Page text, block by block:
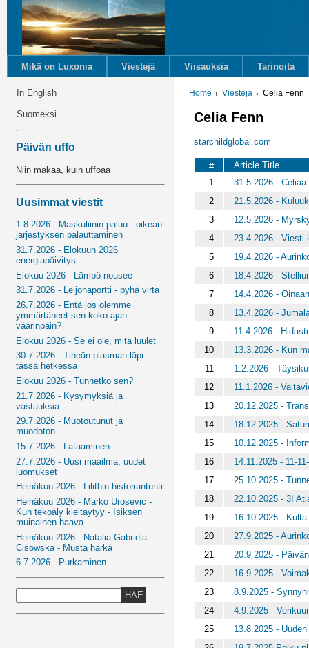
Mikä on Luxonia Viestejä Viisauksia Tarinoita
In English
Suomeksi
Päivän uffo
Niin makaa, kuin uffoaa
Uusimmat viestit
1.8.2026 - Maskuliinin paluu - oikean
järjestyksen palauttaminen
31.7.2026 - Elokuun 2026
energiapäivitys
Elokuu 2026 - Lämpö nousee
31.7.2026 - Leijonaportti - pyhä virta
26.7.2026 - Entä jos olemme
ymmärtäneet sen koko ajan
väärinpäin?
Elokuu 2026 - Se ei ole, mitä luulet
30.7.2026 - Tiheän plasman läpi
tässä hetkessä
Elokuu 2026 - Tunnetko sen?
21.7.2026 - Kysymyksiä ja
vastauksia
29.7.2026 - Muotoutunut ja
muodoton
15.7.2026 - Lataaminen
27.7.2026 - Uusi maailma, uudet
luomukset
Heinäkuu 2026 - Lilithin historiantunti
Heinäkuu 2026 - Marko Urosevic -
Kun tekoäly kieltäytyy - Isiksen
muinainen haava
Heinäkuu 2026 - Natalia Gabriela
Cisowska - Musta härkä
6.7.2026 - Purkaminen
HAE
Home Viestejä Celia Fenn
Celia Fenn
starchildglobal.com
#
Article Title
1
31.5.2026 -
2
21.5.2026 -
3
12.5.2026 -
4
23.4.2026 - Viesti
5
19.4.2026 -
6
18.4.2026 -
7
14.4.2026 -
8
13.4.2026 -
9
11.4.2026 -
10
13.3.2026 - Kun
11
1.2.2026 -
12
11.1.2026 -
13
20.12.2025 -
14
18.12.2025 -
15
10.12.2025 -
16
14.11.2025 - 11-
17
25.10.2025 -
18
22.10.2025 - 3I
19
16.10.2025 -
20
27.9.2025 -
21
20.9.2025 -
22
16.9.2025 -
23
8.9.2025 -
24
4.9.2025 -
25
13.8.2025 -